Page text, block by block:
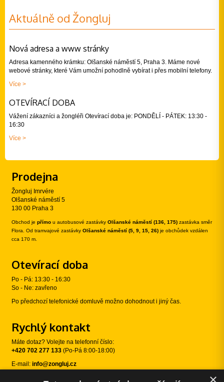
Aktuálně od Žongluj
Nová adresa a www stránky
Adresa kamenného krámku: Olšanské náměstí 5, Praha 3. Máme nové
webové stránky, které Vám umožní pohodlně vybírat i přes mobilní telefony.
Více >
OTEVÍRACÍ DOBA
Vážení zákazníci a žongléři Otevírací doba je: PONDĚLÍ - PÁTEK: 13:30 -
16:30
Více >
Prodejna
Žongluj Imrvére
Olšanské náměstí 5
130 00 Praha 3
Obchod je přímo u autobusové zastávky Olšanské náměstí (136, 175) zastávka směr
Flora. Od tramvajové zastávky Olšanské náměstí (5, 9, 15, 26) je obchůdek vzdálen
cca 170 m.
Otevírací doba
Po - Pá: 13:30 - 16:30
So - Ne: zavřeno
Po předchozí telefonické domluvě možno dohodnout i jiný čas.
Rychlý kontakt
Máte dotaz? Volejte na telefonní číslo:
+420 702 277 133 (Po-Pá 8:00-18:00)
E-mail: info@zongluj.cz